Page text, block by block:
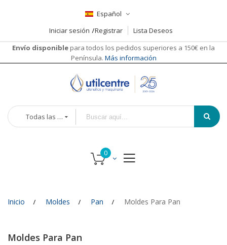
Español
Iniciar sesión
Registrar
Lista Deseos
Envío disponible para todos los pedidos superiores a 150€ en la
Península. Más información
Todas las categorías
Inicio Moldes Pan Moldes Para Pan
Moldes Para Pan